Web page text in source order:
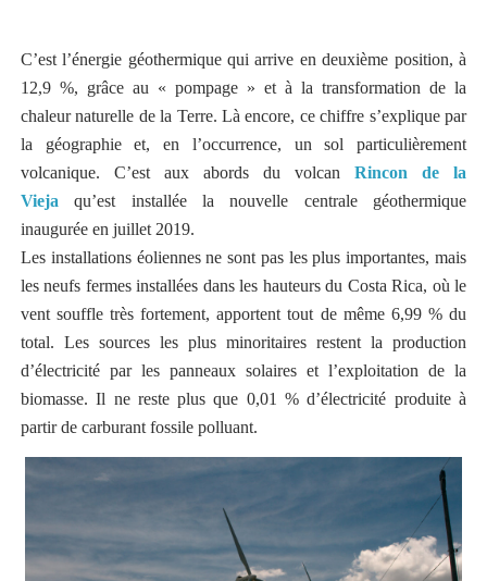
C’est l’énergie géothermique qui arrive en deuxième position, à
12,9 %, grâce au « pompage » et à la transformation de la
chaleur naturelle de la Terre. Là encore, ce chiffre s’explique par
la géographie et, en l’occurrence, un sol particulièrement
volcanique. C’est aux abords du volcanRincon de la
Vieja qu’est installée la nouvelle centrale géothermique
inaugurée en juillet 2019.
Les installations éoliennes ne sont pas les plus importantes, mais
les neufs fermes installées dans les hauteurs du Costa Rica, où le
vent souffle très fortement, apportent tout de même 6,99 % du
total. Les sources les plus minoritaires restent la production
d’électricité par les panneaux solaires et l’exploitation de la
biomasse. Il ne reste plus que 0,01 % d’électricité produite à
partir de carburant fossile polluant.